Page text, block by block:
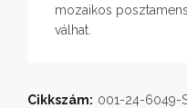
mozaikos
válhat.
Cikkszám: 001-24-6049-